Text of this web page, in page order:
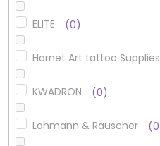
ELITE 0
Hornet Art tattoo Supplies
KWADRON 0
Lohmann & Rauscher 0